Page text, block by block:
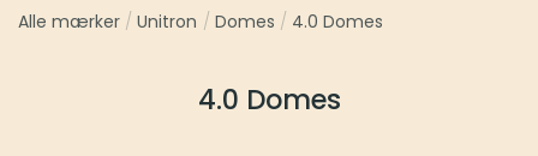
Alle mærker / Unitron / Domes / 4.0 Domes
4.0 Domes